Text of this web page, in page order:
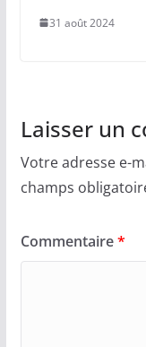
31 août 2024
Laisser un
Votre adresse e-
champs
Commentaire*